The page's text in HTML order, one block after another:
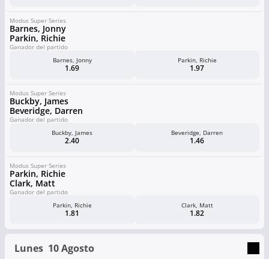
Modus Super Series
Barnes, Jonny
Parkin, Richie
Ganador del partido
Barnes, Jonny
1.69
Parkin, Richie
1.97
Modus Super Series
Buckby, James
Beveridge, Darren
Ganador del partido
Buckby, James
2.40
Beveridge, Darren
1.46
Modus Super Series
Parkin, Richie
Clark, Matt
Ganador del partido
Parkin, Richie
1.81
Clark, Matt
1.82
Lunes 10 Agosto